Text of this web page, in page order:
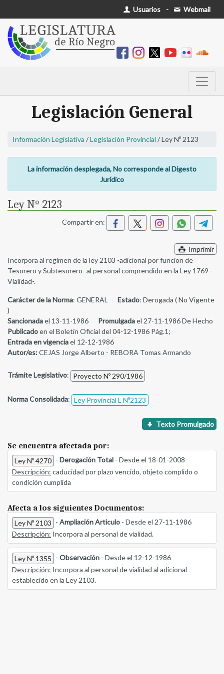
Usuarios - Webmail
Legislación General
Información Legislativa /Legislación Provincial / Ley Nº 2123
La información desplegada, No corresponde al Digesto
Jurídico
Ley Nº 2123
Compartir en:
Imprimir
Incorpora al regimen de la ley 2103 -adicional por funcion de
Tesorero y Subtesorero- al personal comprendido en la Ley 1769 -
Vialidad-.
Carácter de la Norma: GENERAL Estado: Derogada ( No Vigente
)
Sancionadael 13-11-1986 Promulgadael 27-11-1986 De Hecho
Publicadoen el Boletín Oficial del 04-12-1986 Pág.1;
Entrada en vigenciael 12-12-1986
Autor/es:CEJAS Jorge Alberto - REBORA Tomas Armando
Trámite Legislativo: Proyecto Nº 290/1986
Norma Consolidada: Ley Provincial L Nº2123
Texto Promulgado
Se encuentra afectada por:
Ley Nº 4270 - Derogación Total - Desde el 18-01-2008
Descripción: caducidad por plazo vencido, objeto complido o
condición cumplida
Afecta a los siguientes Documentos:
Ley Nº 2103 - Ampliación Articulo - Desde el 27-11-1986
Descripción: Incorpora al personal de vialidad.
Ley Nº 1355 - Observación - Desde el 12-12-1986
Descripción: Incorpora al personal de vialidad al adicional
establecido en la Ley 2103.